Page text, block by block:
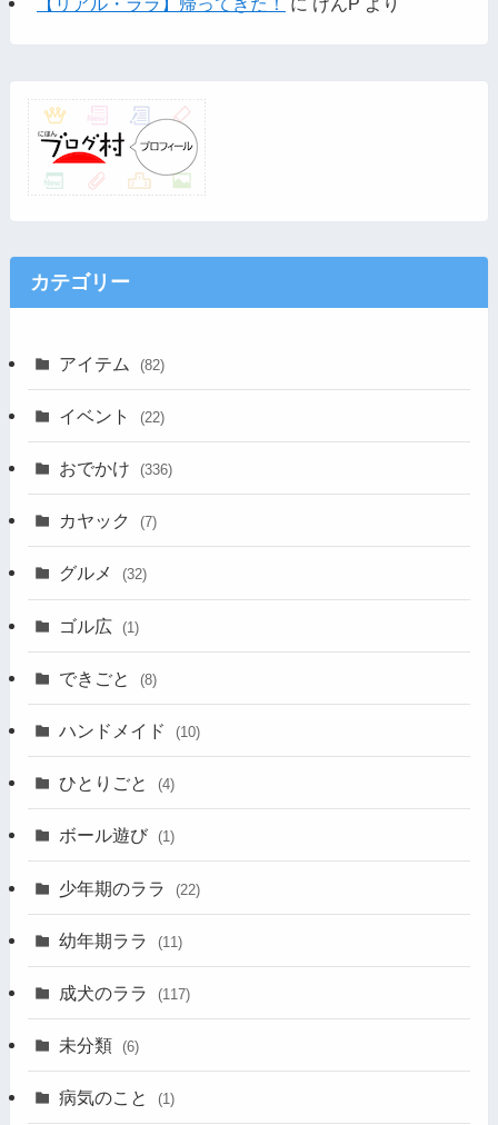
カテゴリー
アイテム (82)
イベント (22)
おでかけ (336)
カヤック (7)
グルメ (32)
ゴル広 (1)
できごと (8)
ハンドメイド (10)
ひとりごと (4)
ボール遊び (1)
少年期のララ (22)
幼年期ララ (11)
成犬のララ (117)
未分類 (6)
病気のこと (1)